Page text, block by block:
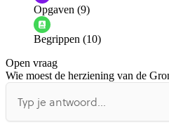
Informatie is onjuist
De docent is te langdradig
De uitleg gaat te langzaam
Opgaven (9)
Begrippen (10)
Open vraag
Wie moest de herziening van de